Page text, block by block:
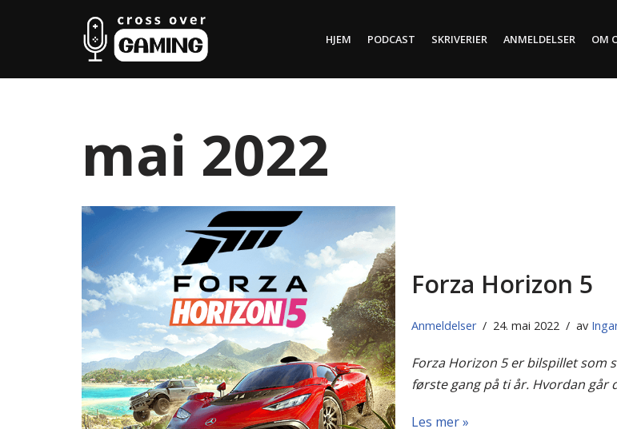
HJEM PODCAST SKRIVERIER ANMELDELSER OM
mai 2022
Forza Horizon 5
Anmeldelser 24. mai 2022 av
Forza Horizon 5 er bilspillet som
første gang på ti år. Hvordan
Les mer »